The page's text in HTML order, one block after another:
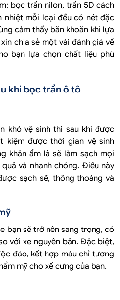
bọc trần nilon, trần 5D cách
nhiệt mỗi loại đều có nét đặc
cảm thấy băn khoăn khi lựa
chia sẻ một vài đánh giá về
bạn lựa chọn chất liệu phù
khi bọc trần ô tô
khó vệ sinh thì sau khi được
kiệm được thời gian vệ sinh
khăn ẩm là sẽ làm sạch mọi
và nhanh chóng. Điều này
sạch sẽ, thông thoáng và
bạn sẽ trở nên sang trọng, có
với xe nguyên bản. Đặc biệt,
đáo, kết hợp màu chỉ tương
mỹ cho xế cưng của bạn.